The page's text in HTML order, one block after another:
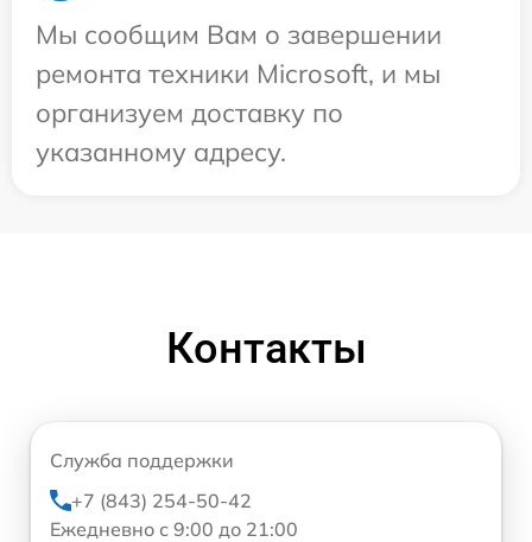
Мы сообщим Вам о завершении
ремонта техники Microsoft, и мы
организуем доставку по
указанному адресу.
Контакты
Служба поддержки
+7 (843) 254-50-42
Ежедневно с 9:00 до 21:00